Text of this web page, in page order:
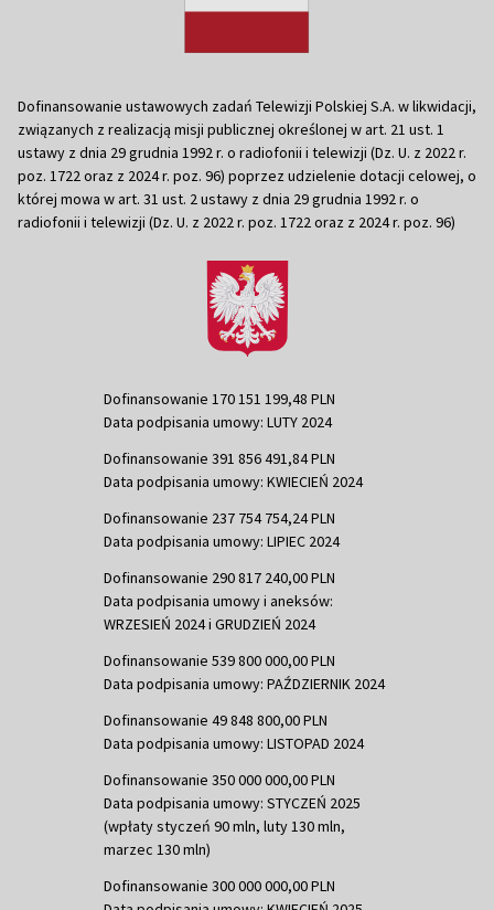
Dofinansowanie ustawowych zadań Telewizji Polskiej S.A. w likwidacji,
związanych z realizacją misji publicznej określonej w art. 21 ust. 1
ustawy z dnia 29 grudnia 1992 r. o radiofonii i telewizji (Dz. U. z 2022 r.
poz. 1722 oraz z 2024 r. poz. 96) poprzez udzielenie dotacji celowej, o
której mowa w art. 31 ust. 2 ustawy z dnia 29 grudnia 1992 r. o
radiofonii i telewizji (Dz. U. z 2022 r. poz. 1722 oraz z 2024 r. poz. 96)
Dofinansowanie 170 151 199,48 PLN
Data podpisania umowy: LUTY 2024
Dofinansowanie 391 856 491,84 PLN
Data podpisania umowy: KWIECIEŃ 2024
Dofinansowanie 237 754 754,24 PLN
Data podpisania umowy: LIPIEC 2024
Dofinansowanie 290 817 240,00 PLN
Data podpisania umowy i aneksów:
WRZESIEŃ 2024 i GRUDZIEŃ 2024
Dofinansowanie 539 800 000,00 PLN
Data podpisania umowy: PAŹDZIERNIK 2024
Dofinansowanie 49 848 800,00 PLN
Data podpisania umowy: LISTOPAD 2024
Dofinansowanie 350 000 000,00 PLN
Data podpisania umowy: STYCZEŃ 2025
(wpłaty styczeń 90 mln, luty 130 mln,
marzec 130 mln)
Dofinansowanie 300 000 000,00 PLN